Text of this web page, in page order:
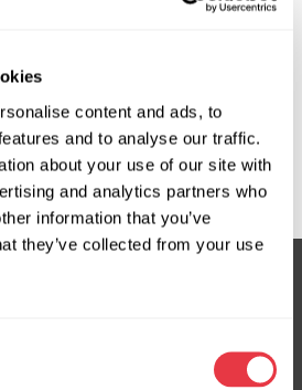
content and ads, to
and to analyse our traffic.
about your use of our site with
and analytics partners who
information that you’ve
they’ve collected from your use
Alfa Romeo, Fiat, Lancia
ofert i rabatów